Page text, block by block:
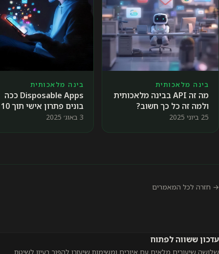
בינה מלאכותית
מה זה API בבינה מלאכותית
ולמה זה כל כך חשוב?
25 ביוני 2025
בינה מלאכותית
Disposable Apps ככה
בונים פתרון אישי תוך 10
דקות ♻️
3 באוג׳ 2025
→ חזרה לכל המאמרים
עדכון ששווה לפתוח
שלושה שיעורים מלאים עם איורים ומשימות שיעזרו להפוך רעיון לשיטת